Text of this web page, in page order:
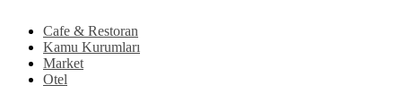
Cafe & Restoran
Kamu Kurumları
Market
Otel